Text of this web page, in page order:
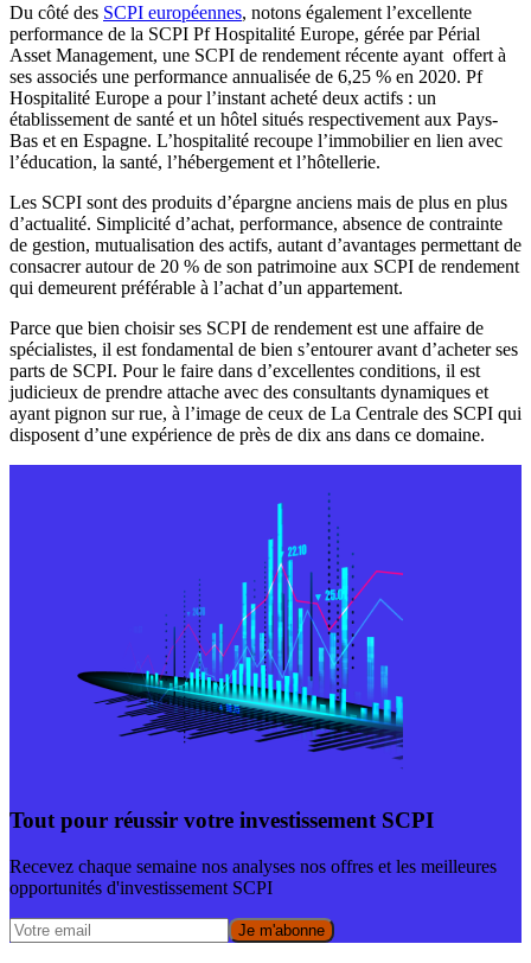
Du côté des SCPI européennes, notons également l’excellente
performance de la SCPI Pf Hospitalité Europe, gérée par Périal
Asset Management, une SCPI de rendement récente ayant offert à
ses associés une performance annualisée de 6,25 % en 2020. Pf
Hospitalité Europe a pour l’instant acheté deux actifs : un
établissement de santé et un hôtel situés respectivement aux Pays-
Bas et en Espagne. L’hospitalité recoupe l’immobilier en lien avec
l’éducation, la santé, l’hébergement et l’hôtellerie.
Les SCPI sont des produits d’épargne anciens mais de plus en plus
d’actualité. Simplicité d’achat, performance, absence de contrainte
de gestion, mutualisation des actifs, autant d’avantages permettant de
consacrer autour de 20 % de son patrimoine aux SCPI de rendement
qui demeurent préférable à l’achat d’un appartement.
Parce que bien choisir ses SCPI de rendement est une affaire de
spécialistes, il est fondamental de bien s’entourer avant d’acheter ses
parts de SCPI. Pour le faire dans d’excellentes conditions, il est
judicieux de prendre attache avec des consultants dynamiques et
ayant pignon sur rue, à l’image de ceux de La Centrale des SCPI qui
disposent d’une expérience de près de dix ans dans ce domaine.
Tout pour réussir votre investissement SCPI
Recevez chaque semaine nos analyses nos offres et les meilleures
opportunités d'investissement SCPI
Je m'abonne